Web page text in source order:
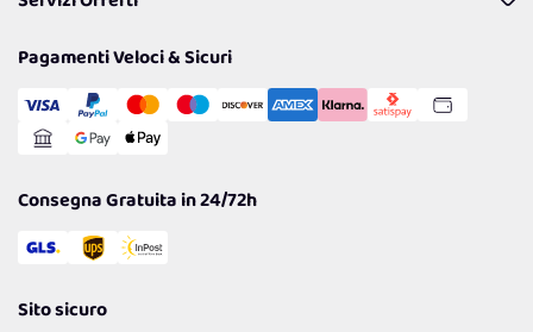
Politiche per la parità di genere
Resi
Cookie Policy
Gestisci Cookie
Reso Facile e Veloce
Pagamenti Veloci & Sicuri
Consegna Gratuita in 24/72h
Sito sicuro